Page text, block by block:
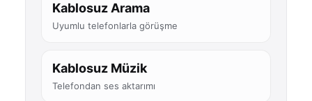
Kablosuz Arama
Uyumlu telefonlarla görüşme
Kablosuz Müzik
Telefondan ses aktarımı